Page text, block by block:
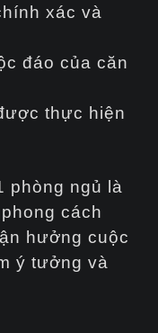
xác và
đáo của căn
thực hiện
phòng ngủ là
cách
hưởng cuộc
ý tưởng và